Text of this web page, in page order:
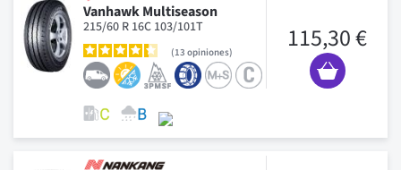
Vanhawk Multiseason
215/60 R 16C 103/101T
13 opiniones 115,30 €